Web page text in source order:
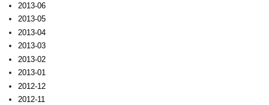
2013-06
2013-05
2013-04
2013-03
2013-02
2013-01
2012-12
2012-11